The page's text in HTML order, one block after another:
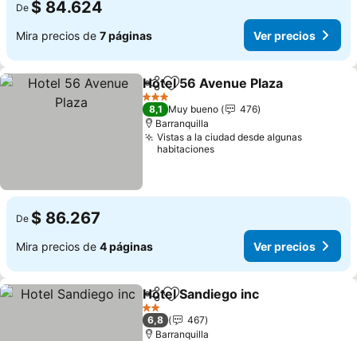
De $ 84.624
Mira precios de 7 páginas Ver precios
CompartirAgregar a favoritos
Hotel 56 Avenue Plaza
3 Estrellas
8,1 Muy bueno
476
Barranquilla
Vistas a la ciudad desde algunas
habitaciones
De $ 86.267
Mira precios de 4 páginas Ver precios
CompartirAgregar a favoritos
Hotel Sandiego inc
2 Estrellas
6,8
467
Barranquilla